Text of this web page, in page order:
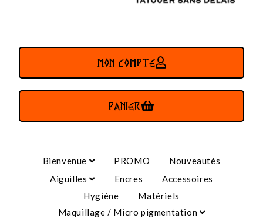
MON COMPTE
PANIER
Bienvenue PROMO
Nouveautés
Aiguilles
Encres
Accessoires
Hygiène
Matériels
Maquillage / Micro pigmentation